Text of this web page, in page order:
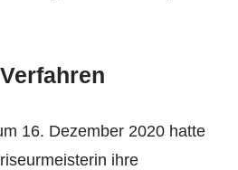
16. Dezember 2020 hatte
ihre